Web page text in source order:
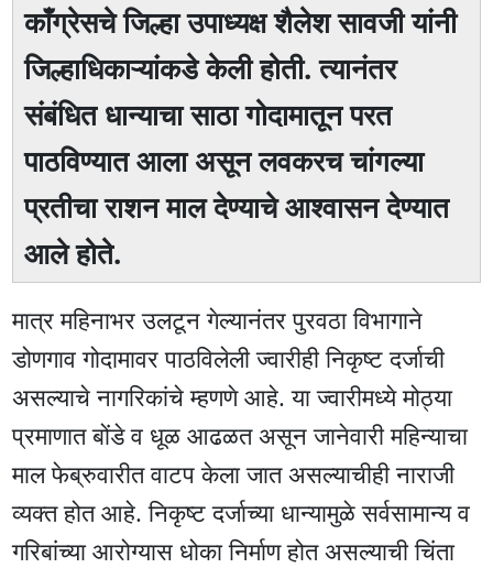
काँग्रेसचे जिल्हा उपाध्यक्ष शैलेश सावजी यांनी
जिल्हाधिकाऱ्यांकडे केली होती. त्यानंतर
संबंधित धान्याचा साठा गोदामातून परत
पाठविण्यात आला असून लवकरच चांगल्या
प्रतीचा राशन माल देण्याचे आश्वासन देण्यात
आले होते.
मात्र महिनाभर उलटून गेल्यानंतर पुरवठा विभागाने
डोणगाव गोदामावर पाठविलेली ज्वारीही निकृष्ट दर्जाची
असल्याचे नागरिकांचे म्हणणे आहे. या ज्वारीमध्ये मोठ्या
प्रमाणात बोंडे व धूळ आढळत असून जानेवारी महिन्याचा
माल फेब्रुवारीत वाटप केला जात असल्याचीही नाराजी
व्यक्त होत आहे. निकृष्ट दर्जाच्या धान्यामुळे सर्वसामान्य व
गरिबांच्या आरोग्यास धोका निर्माण होत असल्याची चिंता